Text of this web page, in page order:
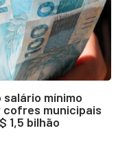
salário mínimo
municipais
1,5 bilhão